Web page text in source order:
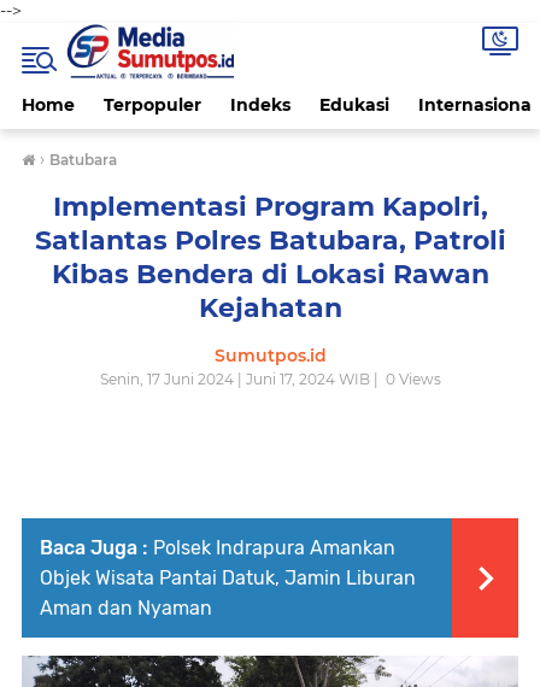
-->
Home Terpopuler Indeks Edukasi Internasional
› Batubara
Implementasi Program Kapolri,
Satlantas Polres Batubara, Patroli
Kibas Bendera di Lokasi Rawan
Kejahatan
Sumutpos.id
Senin, 17 Juni 2024 | Juni 17, 2024 WIB | 0Views
Baca Juga : Polsek Indrapura Amankan
Objek Wisata Pantai Datuk, Jamin Liburan
Aman dan Nyaman